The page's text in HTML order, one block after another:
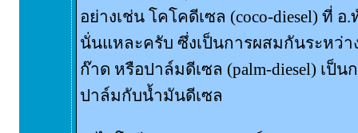
อย่างเช่น โคโคดีเซล (coco-diesel) ที่
นั่นแหละครับ ซึ่งเป็นการผสมกันระหว่
ก๊าด หรือปาล์มดีเซล (palm-diesel) เป็
ปาล์มกับน้ำมันดีเซล